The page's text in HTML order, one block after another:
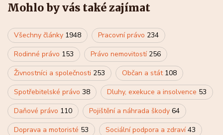
Mohlo by vás také zajímat
Všechny články 1948 Pracovní právo 234
Rodinné právo 153 Právo nemovitostí 256
Živnostníci a společnosti 253 Občan a stát 108
Spotřebitelské právo 38 Dluhy, exekuce a insolvence 53
Daňové právo 110 Pojištění a náhrada škody 64
Doprava a motoristé 53 Sociální podpora a zdraví43